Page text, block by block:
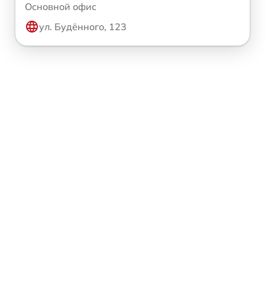
Основной офис
ул. Будённого, 123